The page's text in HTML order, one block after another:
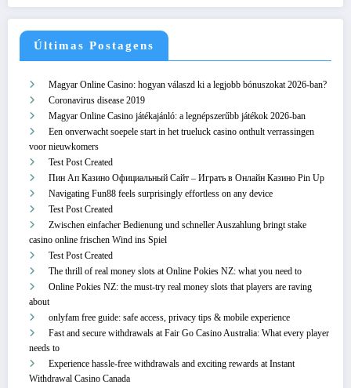
Últimas Postagens
Magyar Online Casino: hogyan válaszd ki a legjobb bónuszokat 2026-ban?
Coronavirus disease 2019
Magyar Online Casino játékajánló: a legnépszerűbb játékok 2026-ban
Een onverwacht soepele start in het trueluck casino onthult verrassingen
voor nieuwkomers
Test Post Created
Пин Ап Казино Официальный Сайт – Играть в Онлайн Казино Pin Up
Navigating Fun88 feels surprisingly effortless on any device
Test Post Created
Zwischen einfacher Bedienung und schneller Auszahlung bringt stake
casino online frischen Wind ins Spiel
Test Post Created
The thrill of real money slots at Online Pokies NZ: what you need to
Online Pokies NZ: the must-try real money slots that players are raving
about
onlyfam free guide: safe access, privacy tips & mobile experience
Fast and secure withdrawals at Fair Go Casino Australia: What every player
needs to
Experience hassle-free withdrawals and exciting rewards at Instant
Withdrawal Casino Canada